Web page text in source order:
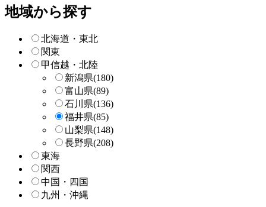
ー
検
地域から探す
北海道・東北
関東
甲信越・北陸
新潟県(180)
富山県(89)
石川県(136)
福井県(85)
山梨県(148)
長野県(208)
東海
関西
中国・四国
九州・沖縄